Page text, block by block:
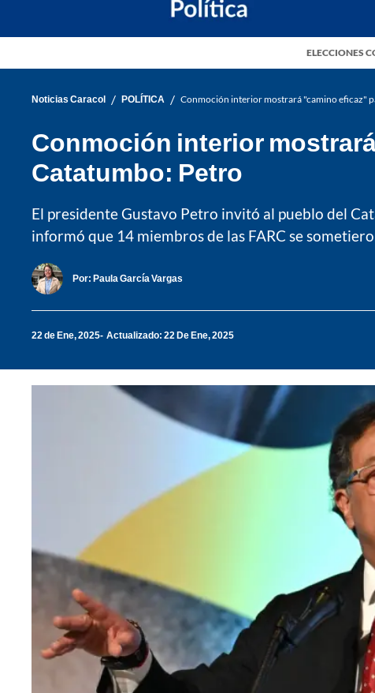
ELECCIONES
Noticias Caracol / POLÍTICA / Conmoción interior mostrará "camino eficaz"
Conmoción interior
Catatumbo: Petro
El presidente Gustavo Petro invitó al pueblo del
informó que 14 miembros de las FARC se
Por: Paula García Vargas
22 de Ene, 2025 Actualizado: 22 De Ene, 2025